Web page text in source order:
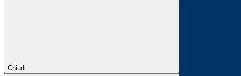
Chiudi